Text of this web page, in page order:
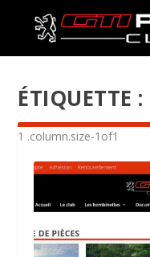
ÉTIQUETTE :